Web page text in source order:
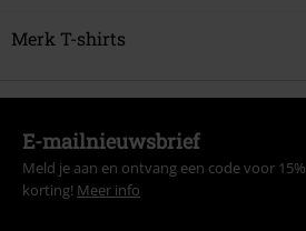
Merk T-shirts
E-mailnieuwsbrief
Meld je aan en ontvang een code voor 15%
korting! Meer info